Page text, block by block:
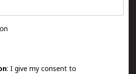
: I give my consent to